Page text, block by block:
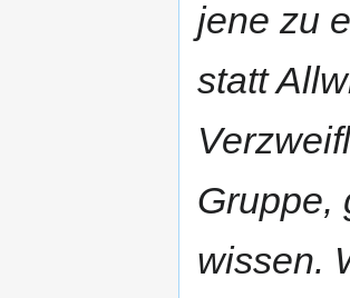
jene zu
statt
Gruppe,
wissen.